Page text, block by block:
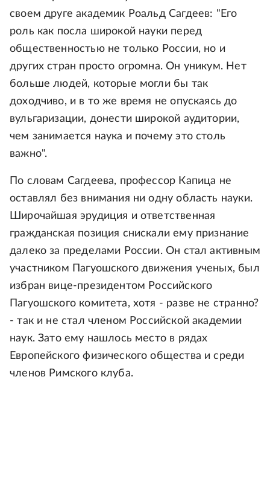
своем друге академик Роальд Сагдеев: "Его
роль как посла широкой науки перед
общественностью не только России, но и
других стран просто огромна. Он уникум. Нет
больше людей, которые могли бы так
доходчиво, и в то же время не опускаясь до
вульгаризации, донести широкой аудитории,
чем занимается наука и почему это столь
важно".
По словам Сагдеева, профессор Капица не
оставлял без внимания ни одну область науки.
Широчайшая эрудиция и ответственная
гражданская позиция снискали ему признание
далеко за пределами России. Он стал активным
участником Пагуошского движения ученых, был
избран вице-президентом Российского
Пагуошского комитета, хотя - разве не странно?
- так и не стал членом Российской академии
наук. Зато ему нашлось место в рядах
Европейского физического общества и среди
членов Римского клуба.